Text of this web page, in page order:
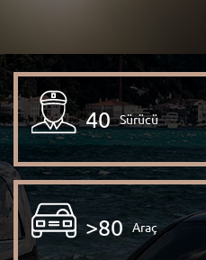
40 Sürücü
>80 Araç